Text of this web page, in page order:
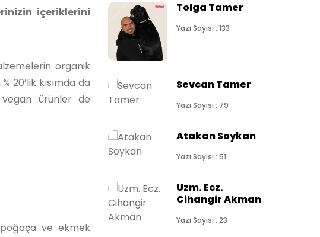
içeriklerini
organik
20’lik kısımda da
ürünler de
ve ekmek
Tolga Tamer
Yazı Sayısı : 133
Sevcan Tamer
Yazı Sayısı : 79
Atakan Soykan
Yazı Sayısı : 51
Uzm. Ecz.
Cihangir Akman
Yazı Sayısı : 23